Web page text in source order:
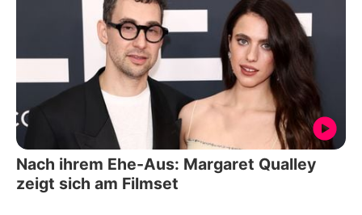
Nach ihrem Ehe-Aus: Margaret Qualley
zeigt sich am Filmset